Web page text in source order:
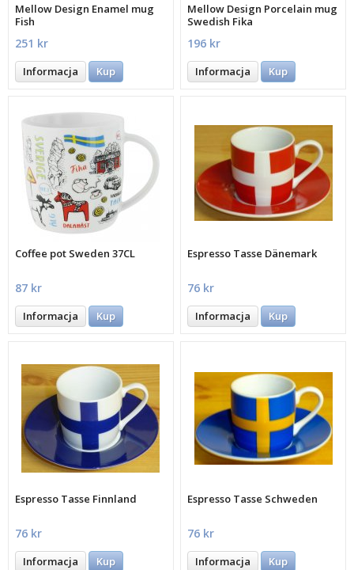
Mellow Design Enamel mug
Fish
251 kr
Informacja Kup
Mellow Design Porcelain mug
Swedish Fika
196 kr
Informacja Kup
Coffee pot Sweden 37CL
87 kr
Informacja Kup
Espresso Tasse Dänemark
76 kr
Informacja Kup
Espresso Tasse Finnland
76 kr
Informacja Kup
Espresso Tasse Schweden
76 kr
Informacja Kup